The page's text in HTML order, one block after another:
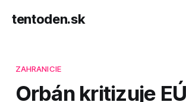
tentoden.sk
ZAHRANICIE
Orbán kritizuje